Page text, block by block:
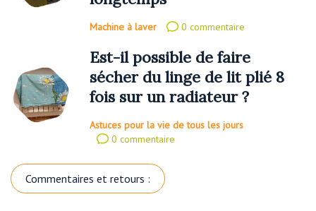
Machine à laver 0 commentaire
Est-il possible de faire
sécher du linge de lit plié 8
fois sur un radiateur ?
Astuces pour la vie de tous les jours
0 commentaire
Commentaires et retours :